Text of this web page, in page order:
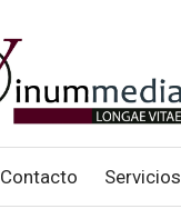
Contacto Servicios